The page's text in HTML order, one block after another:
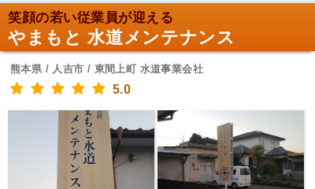
笑顔の若い従業員が迎える
やまもと 水道メンテナンス
熊本県 / 人吉市 / 東間上町 水道事業会社
5.0